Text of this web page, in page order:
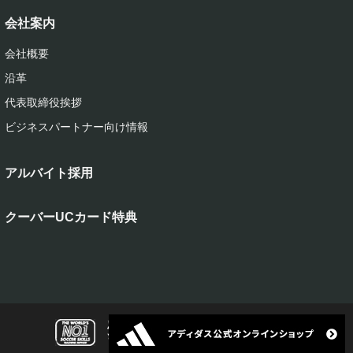
会社案内
会社概要
沿革
代表取締役挨拶
ビジネスパートナー向け情報
アルバイト採用
クーバーUCカード特典